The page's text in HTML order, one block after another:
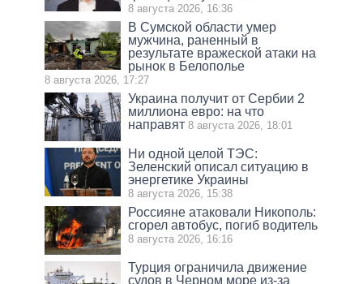
8 августа 2026, 16:36
В Сумской области умер
мужчина, раненный в
результате вражеской атаки на
рынок в Белополье
8 августа 2026, 17:27
Украина получит от Сербии 2
миллиона евро: на что
направят 8 августа 2026, 18:01
Ни одной целой ТЭС:
Зеленский описал ситуацию в
энергетике Украины
8 августа 2026, 15:38
Россияне атаковали Никополь:
сгорел автобус, погиб водитель
8 августа 2026, 16:16
Турция ограничила движение
судов в Черном море из-за